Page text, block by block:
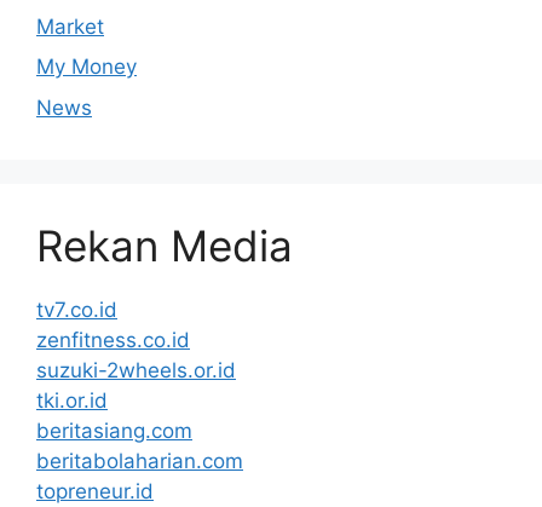
Market
My Money
News
Rekan Media
tv7.co.id
zenfitness.co.id
suzuki-2wheels.or.id
tki.or.id
beritasiang.com
beritabolaharian.com
topreneur.id